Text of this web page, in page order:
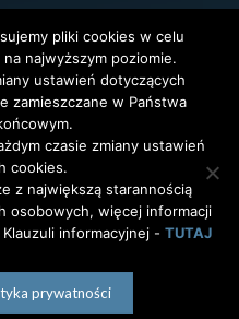
i Studiów
Warszawski. All Rights
AgencjaInterAktywni
pliki cookies w celu
najwyższym poziomie.
ustawień dotyczących
zamieszczane w Państwa
czasie zmiany ustawień
cookies.
z największą starannością
osobowych, więcej informacji
informacyjnej - TUTAJ
prywatności